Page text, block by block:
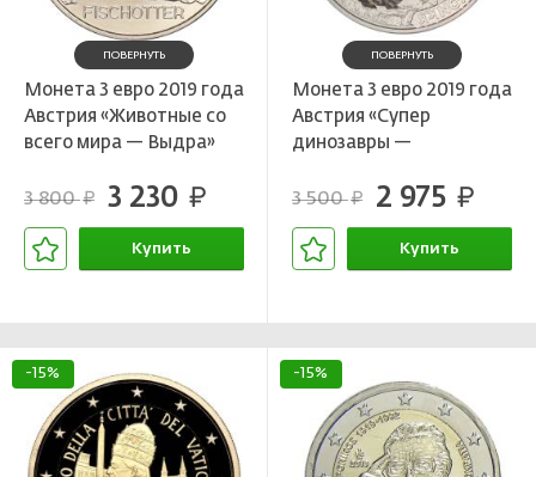
ПОВЕРНУТЬ
Монета 3 евро 2019 года
Австрия «Животные со
всего мира — Выдра»
3 800руб. 3 230 руб.
Купить
ПОВЕРНУТЬ
Монета 3 евро 2019 года
Австрия «Супер
динозавры —
3 500руб. 2 975 руб.
Купить
-15% -15%